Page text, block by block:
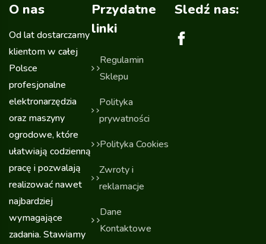
O nas
Od lat dostarczamy
klientom w całej
Polsce
profesjonalne
elektronarzędzia
oraz maszyny
ogrodowe, które
ułatwiają codzienną
pracę i pozwalają
realizować nawet
najbardziej
wymagające
zadania. Stawiamy
Przydatne
linki
Regulamin
Sklepu
Polityka
prywatności
Polityka Cookies
Zwroty i
reklamacje
Dane
Kontaktowe
Sledź nas: